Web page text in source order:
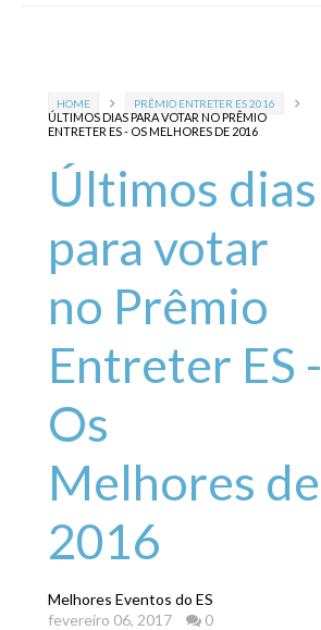
HOME PRÊMIO ENTRETER ES 2016
ÚLTIMOS DIAS PARA VOTAR NO PRÊMIO
ENTRETER ES - OS MELHORES DE 2016
Últimos dias
para votar
no Prêmio
Entreter ES -
Os
Melhores de
2016
Melhores Eventos do ES
fevereiro 06, 2017
0